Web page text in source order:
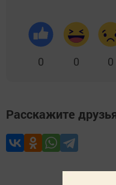
0 0 0
Расскажите